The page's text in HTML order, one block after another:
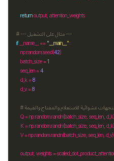
return
# --- مثال على التشغيل ---
if __name__ == "__main__"
    np
randomseed(42
    batch_size
=1
    seq_len
=4
    d_k
=8
    d_v
=8
متجهات عشوائية للاستعلام والمفتاح والقيمة
    Q
= nprandom
    K
= nprandom
    V
= nprandom
    output, weights
=